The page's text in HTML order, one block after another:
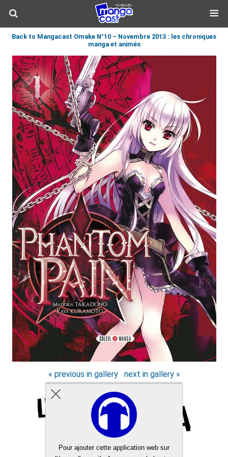
Back to Mangacast Omake N°10 – Novembre 2013 : les chroniques
manga et animés
« previous in gallery next in gallery »